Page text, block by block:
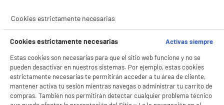
Cookies estrictamente necesarias
Cookies estrictamente necesarias
Activas siempre
Estas cookies son necesarias para que el sitio web funcione y no se
pueden desactivar en nuestros sistemas. Por ejemplo, estas cookies
estrictamente necesarias te permitirán acceder a tu área de cliente,
mantener activa tu sesión mientras navegas o administrar tu carrito de
compras. También nos permitirán detectar cualquier problema técnico